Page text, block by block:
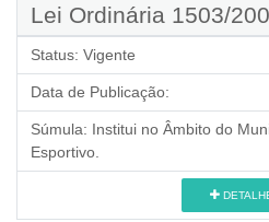
Lei Ordinária 1503/
Status: Vigente
Data de Publicação:
Súmula: Institui no Âmbito do
Esportivo.